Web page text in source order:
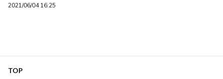
ジャンシー・チェン・リンゼイ
2021/06/04 16:25
TOP